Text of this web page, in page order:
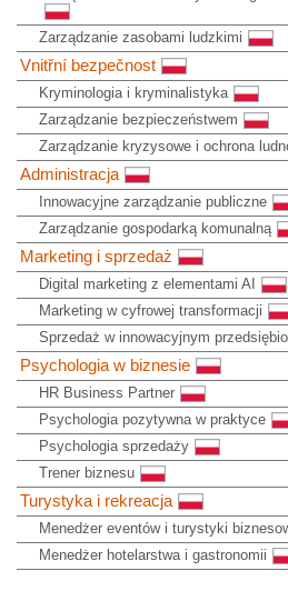
Zarządzanie zasobami ludzkimi
Vnitřní bezpečnost
Kryminologia i kryminalistyka
Zarządzanie bezpieczeństwem
Zarządzanie kryzysowe i ochrona
Administracja
Innowacyjne zarządzanie publiczne
Zarządzanie gospodarką komunalną
Marketing i sprzedaż
Digital marketing z elementami AI
Marketing w cyfrowej transformacji
Sprzedaż w innowacyjnym
Psychologia w biznesie
HR Business Partner
Psychologia pozytywna w praktyce
Psychologia sprzedaży
Trener biznesu
Turystyka i rekreacja
Menedżer eventów i turystyki
Menedżer hotelarstwa i gastronomii